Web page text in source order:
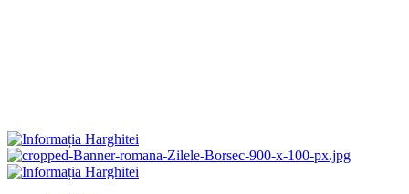
Primary